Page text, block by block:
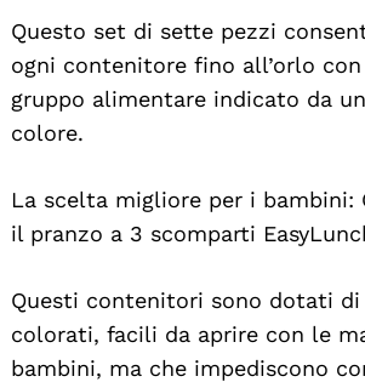
Questo set di sette pezzi
ogni contenitore fino all’orlo
gruppo alimentare indicato da
colore.
La scelta migliore per i bambini:
il pranzo a 3 scomparti
Questi contenitori sono dotati di
colorati, facili da aprire con le
bambini, ma che impediscono